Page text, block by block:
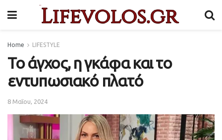
Home LIFESTYLE
Το άγχος, η γκάφα και το
εντυπωσιακό πλατό
8 Μαΐου, 2024